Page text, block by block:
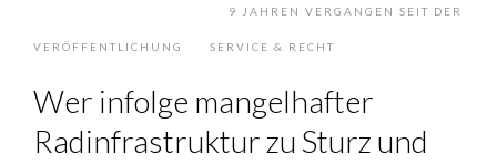
9 JAHREN VERGANGEN SEIT DER
VERÖFFENTLICHUNG SERVICE & RECHT
Wer infolge mangelhafter
Radinfrastruktur zu Sturz und